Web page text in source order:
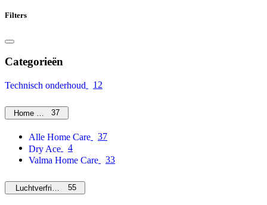
Filters
Categorieën
Technisch onderhoud 12
Home Care37
Alle Home Care
37
Dry Ace
4
Valma Home Care
33
Luchtverfrissers55